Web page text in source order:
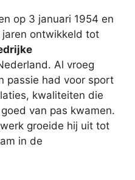
op 3 januari 1954 en
ontwikkeld tot
Al vroeg
passie had voor sport
kwaliteiten die
van pas kwamen.
groeide hij uit tot
in de